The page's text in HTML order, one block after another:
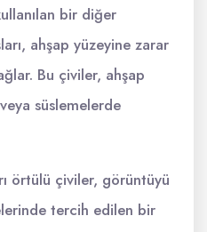
bir diğer
ahşap yüzeyine zarar
Bu çiviler, ahşap
süslemelerde
örtülü çiviler, görüntüyü
tercih edilen bir